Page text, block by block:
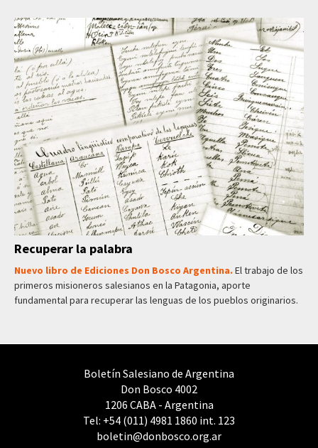
Recuperar la palabra
Nuevo libro de Ediciones Don Bosco Argentina. El trabajo de los
primeros misioneros salesianos en la Patagonia, aporte
fundamental para recuperar las lenguas de los pueblos originarios.
Boletín Salesiano de Argentina
Don Bosco 4002
1206 CABA - Argentina
Tel: +54 (011) 4981 1860 int. 123
boletin@donbosco.org.ar